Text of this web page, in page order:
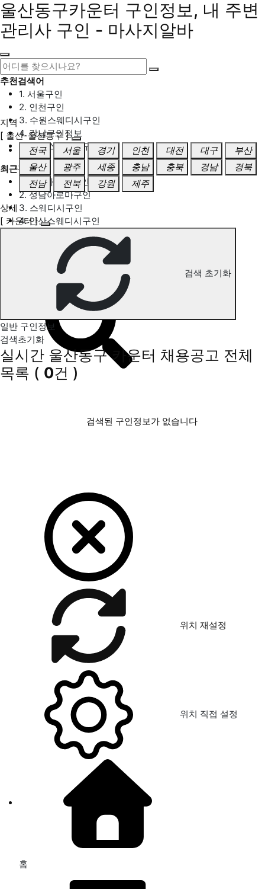
울산동구카운터 구인정보, 내 주변
관리사 구인 - 마사지알바
추천검색어
1. 서울구인
2. 인천구인
3. 수원스웨디시구인
4. 강남구인정보
5. 동탄스웨디시구인
최근검색어
1. 일산마사지구인
2. 성남아로마구인
3. 스웨디시구인
4. 안산스웨디시구인
울산동구 카운터 구인정보
지역
[ 울산-울산동구 ]
전국
서울 경기 인천 대전 대구
부산
울산
광주 세종 충남 충북 경남
경북
전남
전북 강원 제주
상세
[ 카운터 ]
검색 초기화
일반 구인정보
검색초기화
실시간 울산동구 카운터 채용공고 전체
목록 ( 0건 )
검색된 구인정보가 없습니다
위치 재설정
위치 직접 설정
홈